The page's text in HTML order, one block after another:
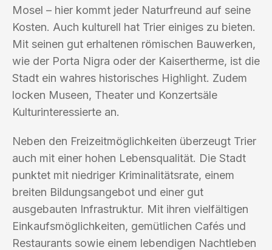
Mosel – hier kommt jeder Naturfreund auf seine
Kosten. Auch kulturell hat Trier einiges zu bieten.
Mit seinen gut erhaltenen römischen Bauwerken,
wie der Porta Nigra oder der Kaisertherme, ist die
Stadt ein wahres historisches Highlight. Zudem
locken Museen, Theater und Konzertsäle
Kulturinteressierte an.
Neben den Freizeitmöglichkeiten überzeugt Trier
auch mit einer hohen Lebensqualität. Die Stadt
punktet mit niedriger Kriminalitätsrate, einem
breiten Bildungsangebot und einer gut
ausgebauten Infrastruktur. Mit ihren vielfältigen
Einkaufsmöglichkeiten, gemütlichen Cafés und
Restaurants sowie einem lebendigen Nachtleben